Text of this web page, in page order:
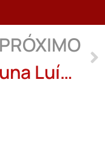
PRÓXIMO
Coluna Luís Palma Gomes: Os cafés